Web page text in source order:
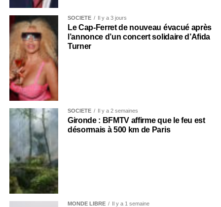
SOCIÉTÉ Il y a 3 jours
Le Cap-Ferret de nouveau évacué après
l’annonce d’un concert solidaire d’Afida
Turner
SOCIÉTÉ Il y a 2 semaines
Gironde : BFMTV affirme que le feu est
désormais à 500 km de Paris
MONDE LIBRE Il y a 1 semaine